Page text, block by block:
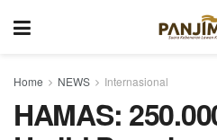
Home NEWS Internasional
HAMAS: